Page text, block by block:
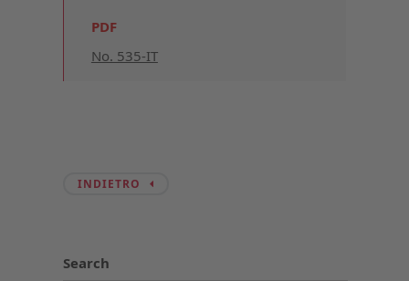
PDF
No. 535-IT
INDIETRO
Search